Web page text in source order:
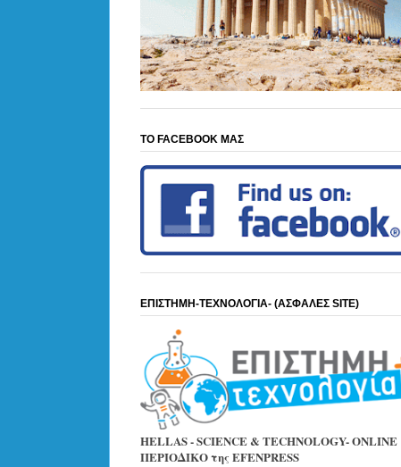
ΤΟ FACEBOOK ΜΑΣ
ΕΠΙΣΤΗΜΗ-ΤΕΧΝΟΛΟΓΙΑ- (ΑΣΦΑΛΕΣ SITE)
HELLAS - SCIENCE & TECHNOLOGY- ONLINE
ΠΕΡΙΟΔΙΚΟ της EFENPRESS